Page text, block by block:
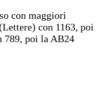
con maggiori
con 1163, poi
789, poi la AB24